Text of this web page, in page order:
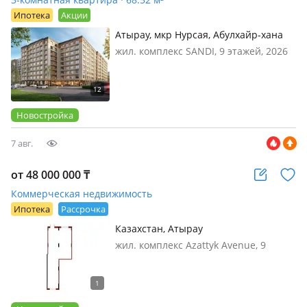
Ипотека Акции
Атырау, мкр Нурсая, Абулхайр-хана
жил. комплекс SANDI, 9 этажей, 2026
комплекс SÁNDI. Ег…
Новостройка
7 авг.
от 48 000 000₸
Коммерческая недвижимость
Ипотека Рассрочка
Казахстан, Атырау
жил. комплекс Azattyk Avenue, 9